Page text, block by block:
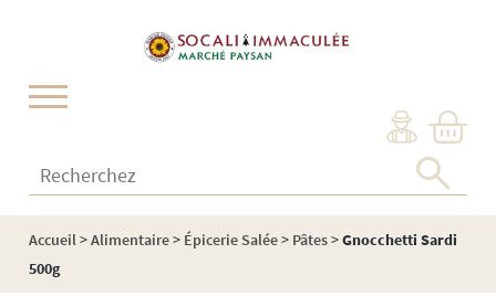
Recherchez :
Accueil>Alimentaire> Épicerie Salée> Pâtes>Gnocchetti Sardi
500g